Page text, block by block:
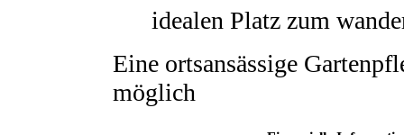
idealen Platz zum
Eine ortsansässige
möglich